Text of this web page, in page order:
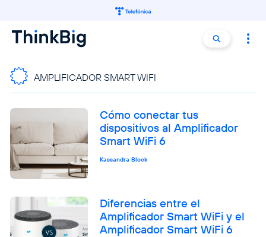
Buscar
AMPLIFICADOR SMART WIFI
Cómo conectar tus
dispositivos al Amplificador
Smart WiFi 6
Kassandra Block
Diferencias entre el
Amplificador Smart WiFi y el
Amplificador Smart WiFi 6